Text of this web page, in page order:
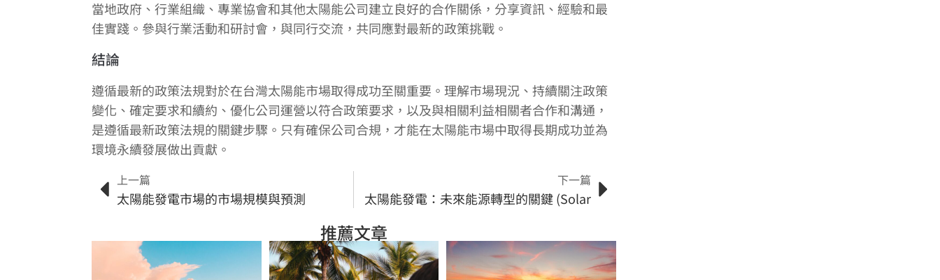
當地政府、行業組織、專業協會和其他太陽能公司建立良好的合作關係，分享資訊、經驗和最
佳實踐。參與行業活動和研討會，與同行交流，共同應對最新的政策挑戰。
結論
遵循最新的政策法規對於在台灣太陽能市場取得成功至關重要。理解市場現況、持續關注政策
變化、確定要求和續約、優化公司運營以符合政策要求，以及與相關利益相關者合作和溝通，
是遵循最新政策法規的關鍵步驟。只有確保公司合規，才能在太陽能市場中取得長期成功並為
環境永續發展做出貢獻。
上一篇
太陽能發電市場的市場規模與預測
下一篇
太陽能發電：未來能源轉型的關鍵 (Solar
推薦文章